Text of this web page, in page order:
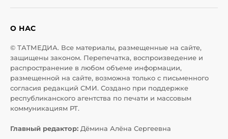
О НАС
© ТАТМЕДИА. Все материалы, размещенные на сайте,
защищены законом. Перепечатка, воспроизведение и
распространение в любом объеме информации,
размещенной на сайте, возможна только с письменного
согласия редакций СМИ. Создано при поддержке
республиканского агентства по печати и массовым
коммуникациям РТ.
Главный редактор: Дёмина Алёна Сергеевна